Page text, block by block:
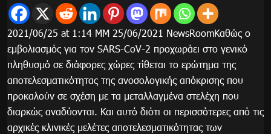
2021/06/25 at 1:14 ΜΜ 25/06/2021 NewsRoomΚαθώς ο
εμβολιασμός για τον SARS-CoV-2 προχωράει στο γενικό
πληθυσμό σε διάφορες χώρες τίθεται το ερώτημα της
αποτελεσματικότητας της ανοσολογικής απόκρισης που
προκαλούν σε σχέση με τα μεταλλαγμένα στελέχη που
διαρκώς αναδύονται. Και αυτό διότι οι περισσότερες από τις
αρχικές κλινικές μελέτες αποτελεσματικότητας των